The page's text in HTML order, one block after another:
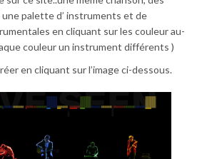
palette d’ instruments et de
en cliquant sur les couleur au-
couleur un instrument différents )
en cliquant sur l’image ci-dessous.